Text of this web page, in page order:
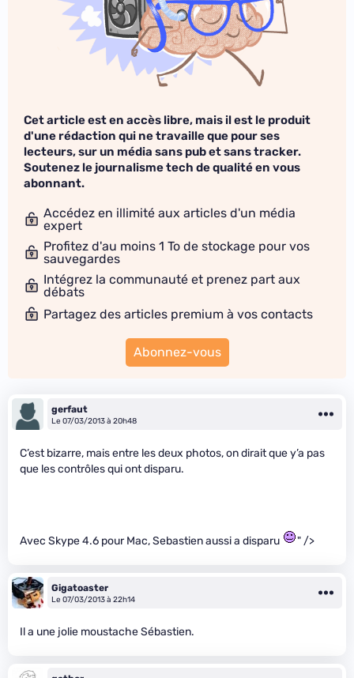
Cet article est en accès libre, mais il est le produit
d'une rédaction qui ne travaille que pour ses
lecteurs, sur un média sans pub et sans tracker.
Soutenez le journalisme tech de qualité en vous
abonnant.
Accédez en illimité aux articles d'un média
expert
Profitez d'au moins 1 To de stockage pour vos
sauvegardes
Intégrez la communauté et prenez part aux
débats
Partagez des articles premium à vos contacts
Abonnez-vous
gerfaut
Le 07/03/2013 à 20h48
C’est bizarre, mais entre les deux photos, on dirait que y’a pas
que les contrôles qui ont disparu.
Avec Skype 4.6 pour Mac, Sebastien aussi a disparu " />
Gigatoaster
Le 07/03/2013 à 22h14
Il a une jolie moustache Sébastien.